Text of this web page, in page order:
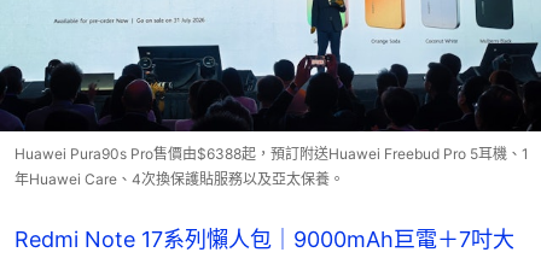
Huawei Pura90s Pro售價由$6388起，預訂附送Huawei Freebud Pro 5耳機、1
年Huawei Care、4次換保護貼服務以及亞太保養。
Redmi Note 17系列懶人包｜9000mAh巨電＋7吋大